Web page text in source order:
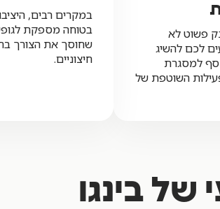
פשוט לא
לכם להשיג
למסגרת
השוטפת של
במקרים רבים,
בטוחה מספקת
שחוסך את הצורך
חיצוניים.
בינגו